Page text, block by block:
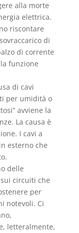
alla morte
elettrica.
riscontare
di
di corrente
funzione
di cavi
per umidità o
avviene la
La causa è
I cavi a
esterno che
delle
circuiti che
per
notevoli. Ci
letteralmente,